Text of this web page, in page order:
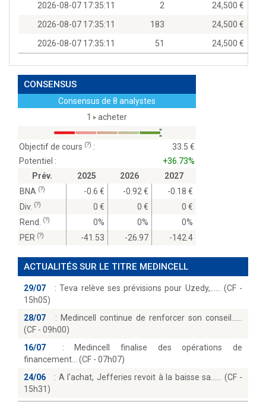
2026-08-07 17:35:11
2
24,500
2026-08-07 17:35:11
183
24,500
2026-08-07 17:35:11
51 24,500
CONSENSUS
Consensus de 8 analystes
1
acheter
Objectif de cours (?) :
33.5
Potentiel :
+36.73%
Prév.
2025 2026
2027
BNA (?) -0.6 -0.92
-0.18
Div. (?) 0 0
0
Rend.
(?) 0% 0%
0%
PER (?) -41.53 -26.97 -142.4
ACTUALITÉS SUR LE TITRE MEDINCELL
29/07 :Teva relève ses prévisions pour Uzedy,...… (CF -
15h05)
28/07
: Medincell continue de renforcer son conseil...
(CF - 09h00)
16/07
:
Medincell finalise des opérations de
financement… (CF - 07h07)
24/06
: A l'achat, Jefferies revoit à la baisse sa...… (CF -
15h31)